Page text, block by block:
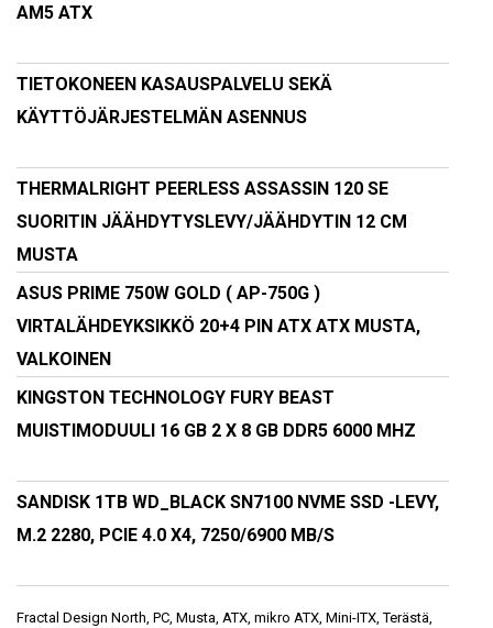
AM5 ATX
TIETOKONEEN KASAUSPALVELU SEKÄ
KÄYTTÖJÄRJESTELMÄN ASENNUS
THERMALRIGHT PEERLESS ASSASSIN 120 SE
SUORITIN JÄÄHDYTYSLEVY/JÄÄHDYTIN 12 CM
MUSTA
ASUS PRIME 750W GOLD ( AP-750G )
VIRTALÄHDEYKSIKKÖ 20+4 PIN ATX ATX MUSTA,
VALKOINEN
KINGSTON TECHNOLOGY FURY BEAST
MUISTIMODUULI 16 GB 2 X 8 GB DDR5 6000 MHZ
SANDISK 1TB WD_BLACK SN7100 NVME SSD -LEVY,
M.2 2280, PCIE 4.0 X4, 7250/6900 MB/S
Fractal Design North, PC, Musta, ATX, mikro ATX, Mini-ITX, Terästä,